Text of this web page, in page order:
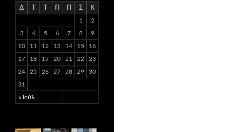
Δ Τ Τ Π Π Σ Κ
« Ιούλ
1 2
3 4 5 6 7 8 9
10 11 12 13 14 15 16
17 18 19 20 21 22 23
24 25 26 27 28 29 30
31